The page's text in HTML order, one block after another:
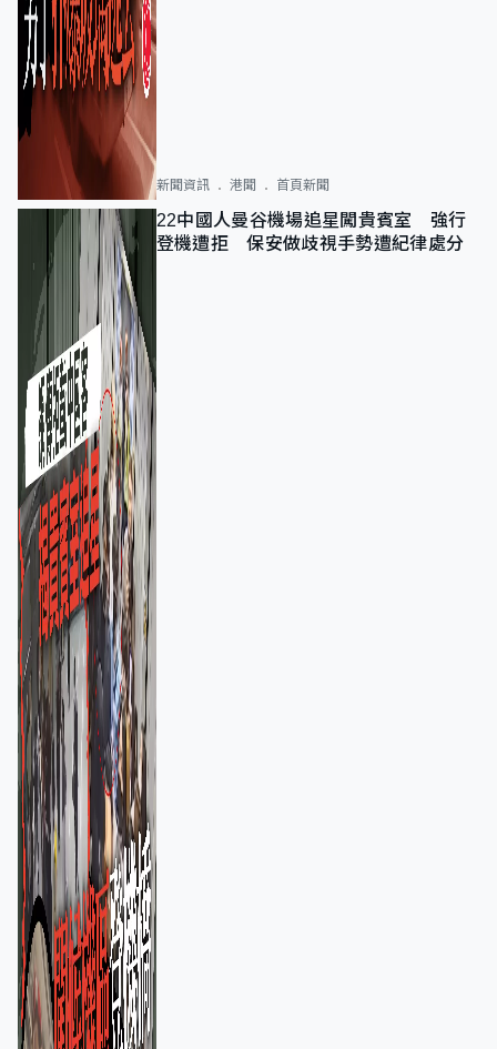
新聞資訊 港聞 首頁新聞
22中國人曼谷機場追星闖貴賓室 強行
登機遭拒 保安做歧視手勢遭紀律處分